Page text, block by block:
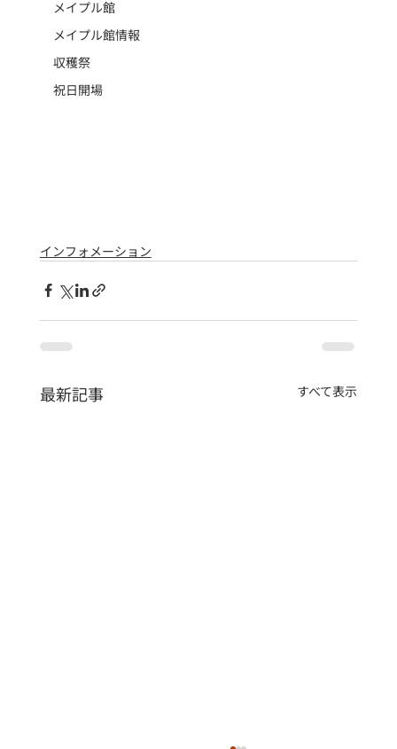
メイプル館
メイプル館情報
収穫祭
祝日開場
インフォメーション
最新記事 すべて表示